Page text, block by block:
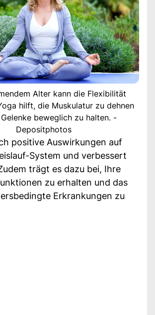
Alter kann die Flexibilität
hilft, die Muskulatur zu dehnen
beweglich zu halten. -
Depositphotos
positive Auswirkungen auf
System und verbessert
trägt es dazu bei, Ihre
zu erhalten und das
Erkrankungen zu